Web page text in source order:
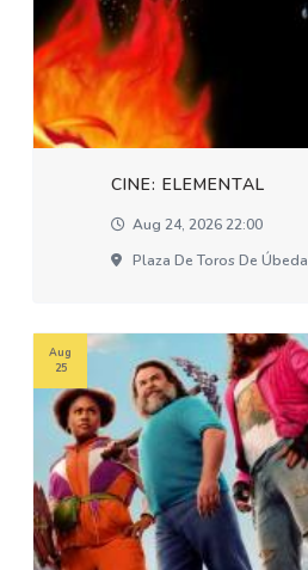
CINE: ELEMENTAL
Aug 24, 2026 22:00
Plaza De Toros De Úbeda
Aug
25